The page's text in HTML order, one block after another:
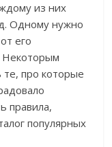
из них
Одному нужно
его
Некоторым
те, про которые
правила,
популярных